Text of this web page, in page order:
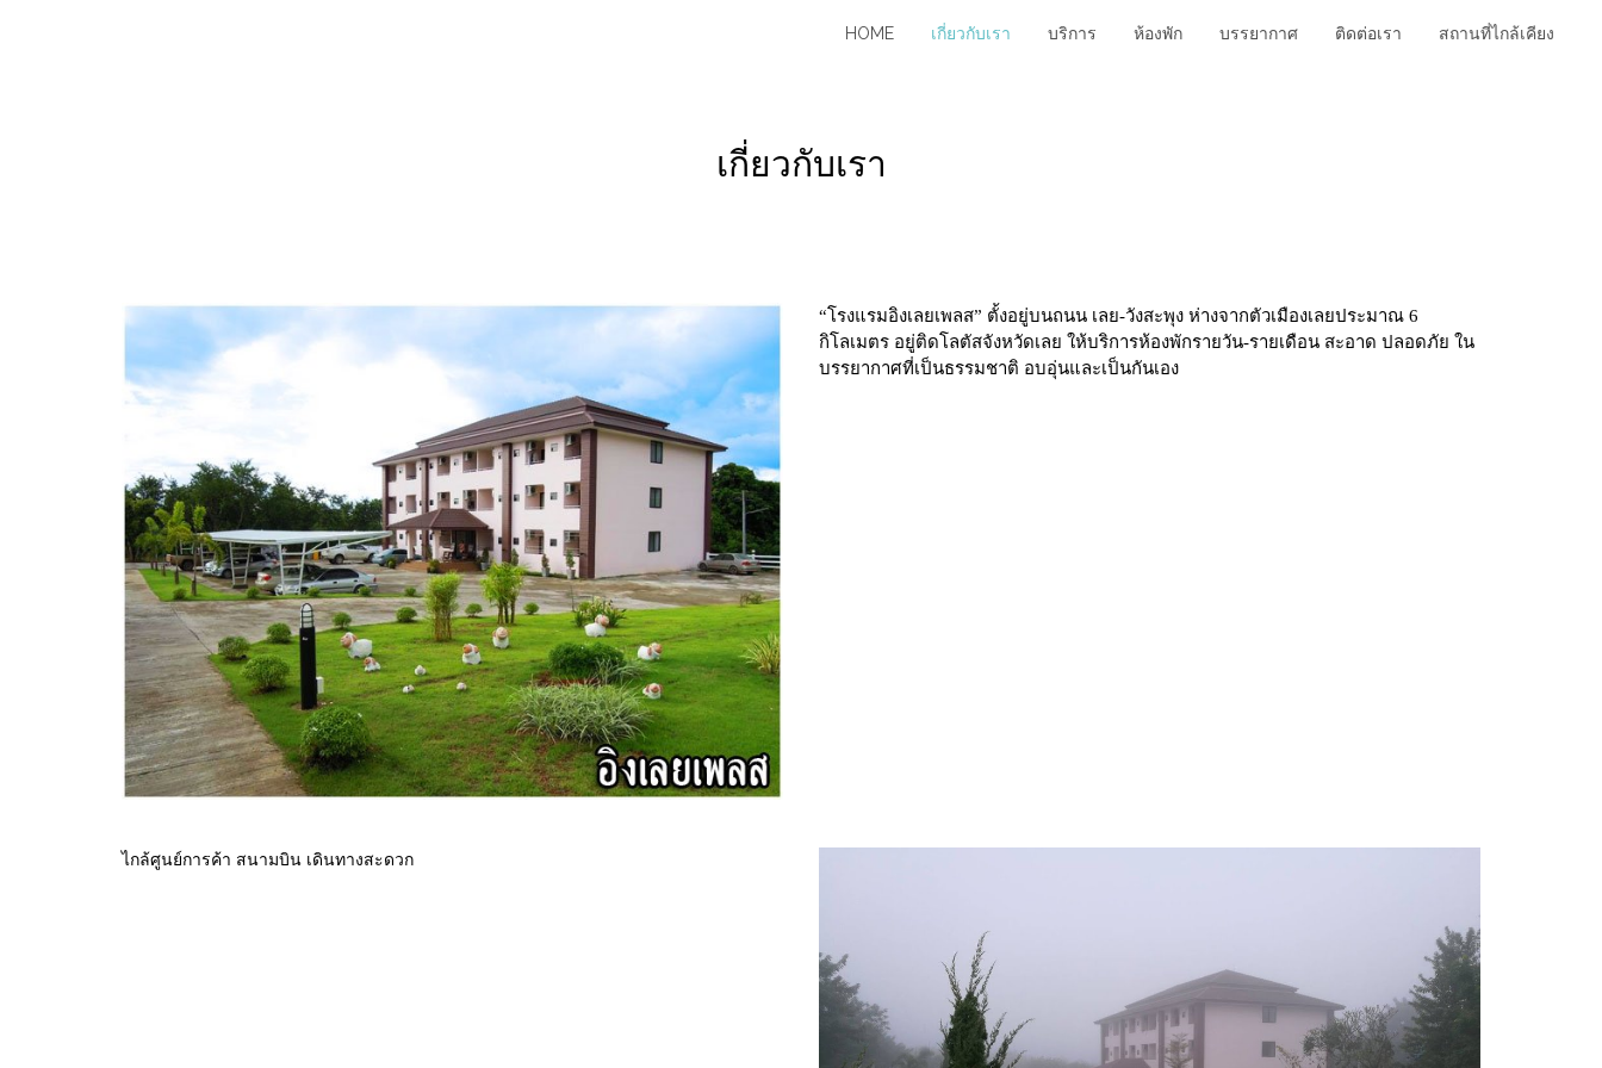
HOME เกี่ยวกับเรา บริการ ห้องพัก บรรยากาศ ติดต่อเรา สถานที่ไกล้เคียง
เกี่ยวกับเรา
“โรงแรมอิงเลยเพลส” ตั้งอยู่บนถนน เลย-วังสะพุง ห่างจากตัวเมืองเลยประมาณ 6
กิโลเมตร อยู่ติดโลตัสจังหวัดเลย ให้บริการห้องพักรายวัน-รายเดือน สะอาด ปลอดภัย ใน
บรรยากาศที่เป็นธรรมชาติ อบอุ่นและเป็นกันเอง
ไกล้ศูนย์การค้า สนามบิน เดินทางสะดวก